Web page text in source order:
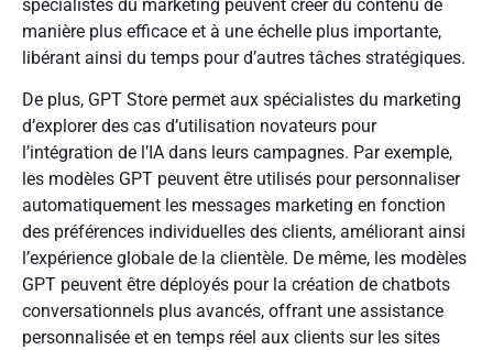
spécialistes du marketing peuvent créer du contenu de
manière plus efficace et à une échelle plus importante,
libérant ainsi du temps pour d’autres tâches stratégiques.
De plus, GPT Store permet aux spécialistes du marketing
d’explorer des cas d’utilisation novateurs pour
l’intégration de l’IA dans leurs campagnes. Par exemple,
les modèles GPT peuvent être utilisés pour personnaliser
automatiquement les messages marketing en fonction
des préférences individuelles des clients, améliorant ainsi
l’expérience globale de la clientèle. De même, les modèles
GPT peuvent être déployés pour la création de chatbots
conversationnels plus avancés, offrant une assistance
personnalisée et en temps réel aux clients sur les sites